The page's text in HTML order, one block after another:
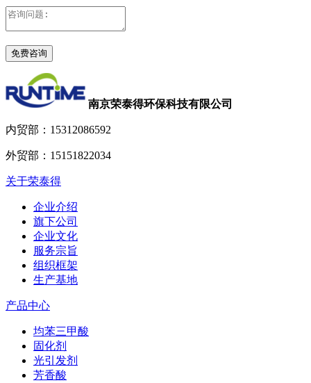
南京荣泰得环保科技有限公司
内贸部： 15312086592
外贸部： 15151822034
关于荣泰得
企业介绍
旗下公司
企业文化
服务宗旨
组织框架
生产基地
产品中心
均苯三甲酸
固化剂
光引发剂
芳香酸